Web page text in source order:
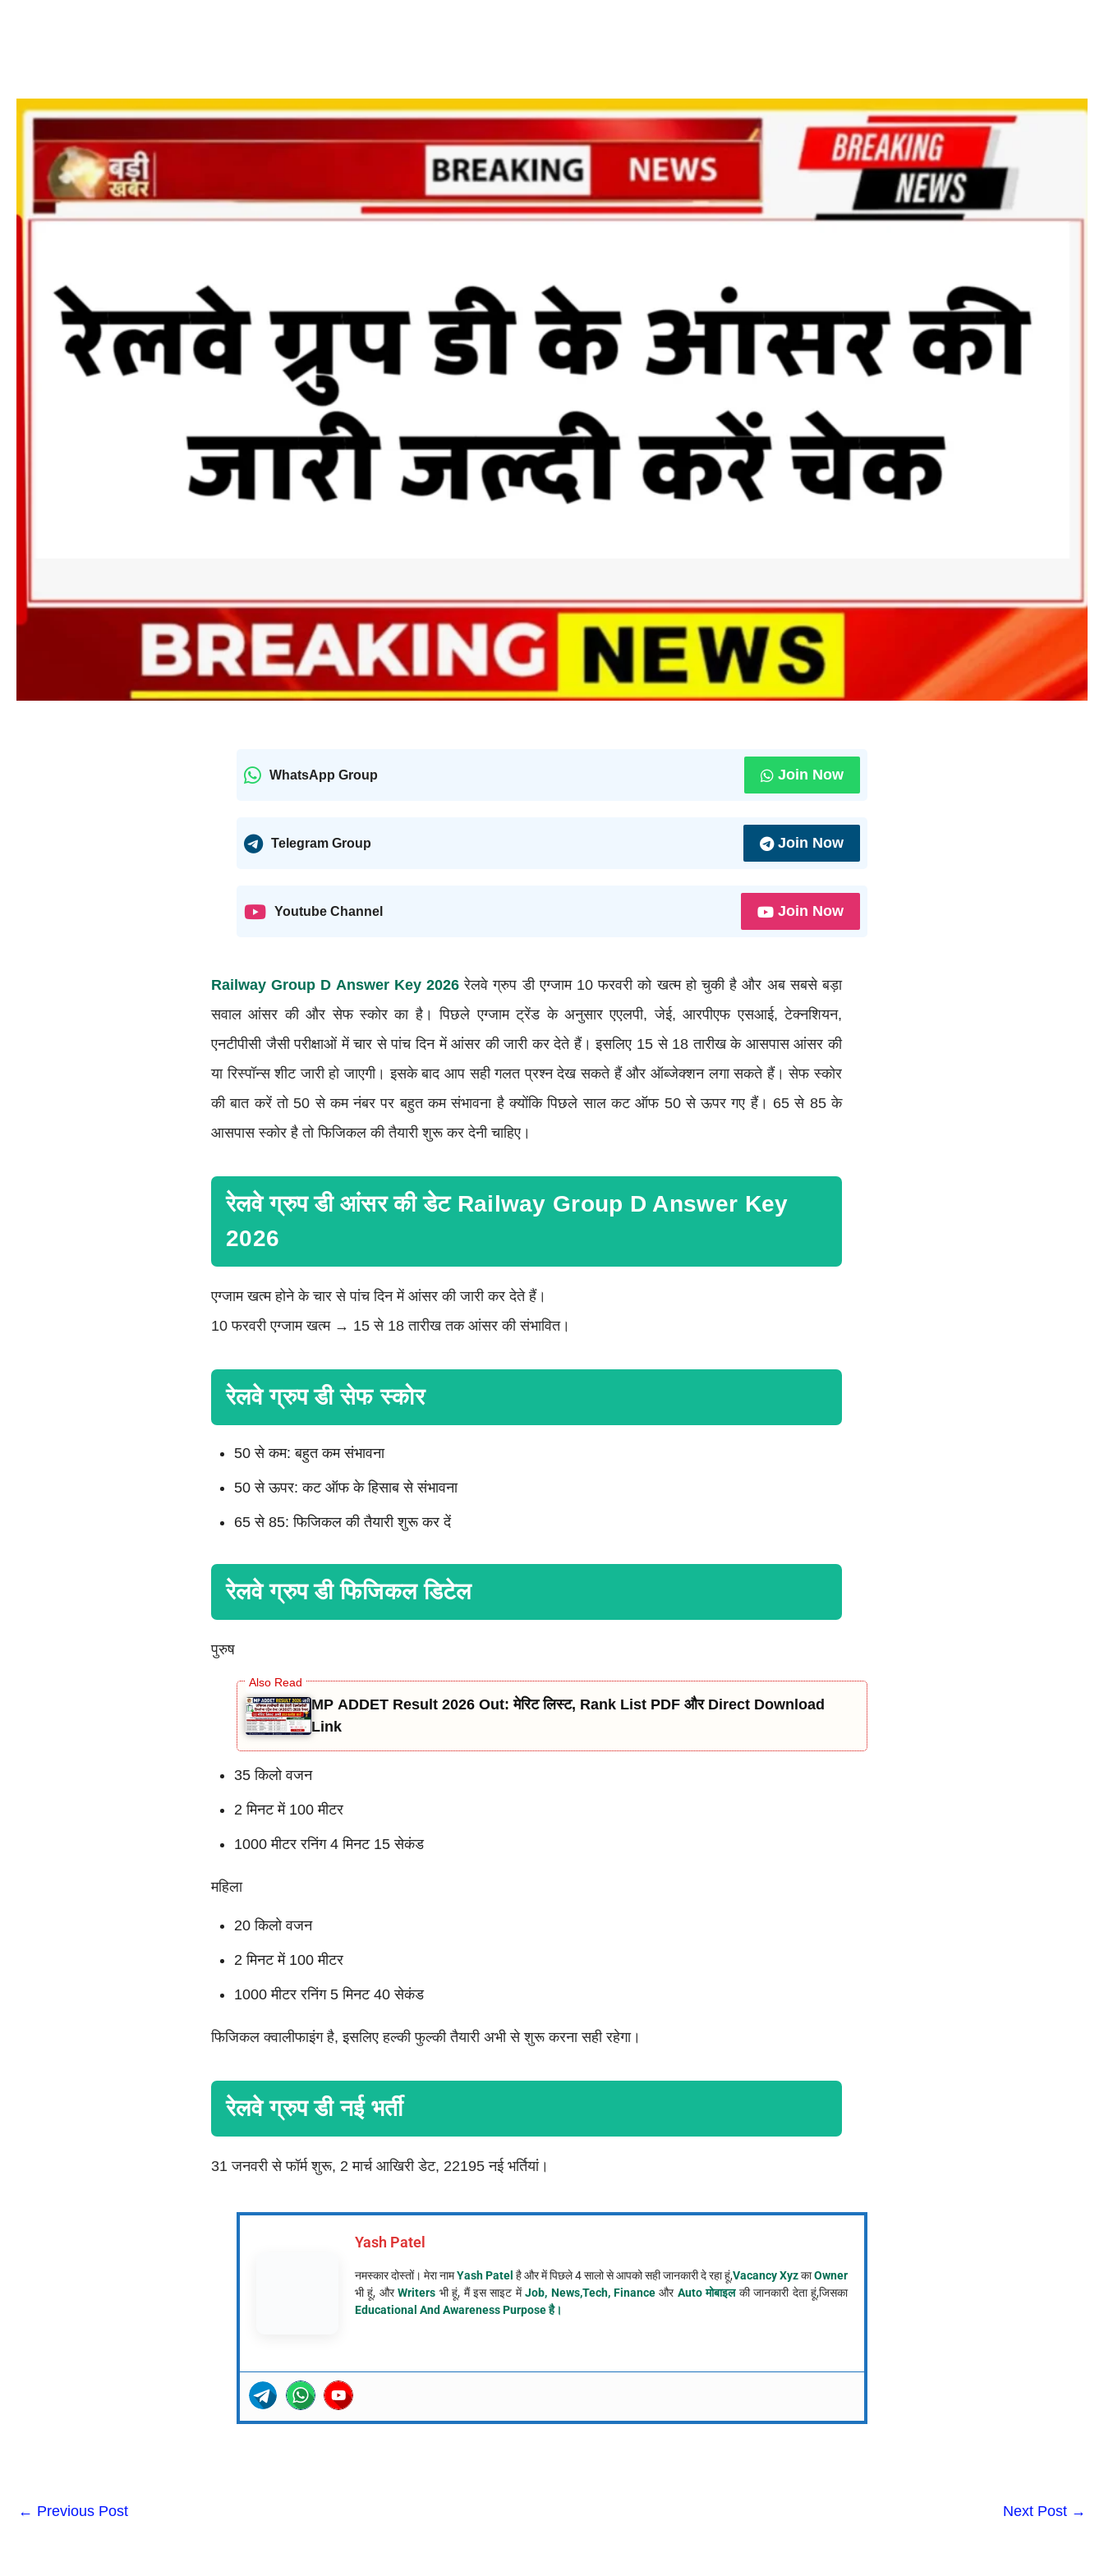
WhatsApp Group Join Now
Telegram Group Join Now
Youtube Channel Join Now
Railway Group D Answer Key 2026 रेलवे ग्रुप डी एग्जाम 10 फरवरी को खत्म हो चुकी है और अब सबसे बड़ा
सवाल आंसर की और सेफ स्कोर का है। पिछले एग्जाम ट्रेंड के अनुसार एएलपी, जेई, आरपीएफ एसआई, टेक्नशियन,
एनटीपीसी जैसी परीक्षाओं में चार से पांच दिन में आंसर की जारी कर देते हैं। इसलिए 15 से 18 तारीख के आसपास आंसर की
या रिस्पॉन्स शीट जारी हो जाएगी। इसके बाद आप सही गलत प्रश्न देख सकते हैं और ऑब्जेक्शन लगा सकते हैं। सेफ स्कोर
की बात करें तो 50 से कम नंबर पर बहुत कम संभावना है क्योंकि पिछले साल कट ऑफ 50 से ऊपर गए हैं। 65 से 85 के
आसपास स्कोर है तो फिजिकल की तैयारी शुरू कर देनी चाहिए।
रेलवे ग्रुप डी आंसर की डेट Railway Group D Answer Key
2026
एग्जाम खत्म होने के चार से पांच दिन में आंसर की जारी कर देते हैं।
10 फरवरी एग्जाम खत्म → 15 से 18 तारीख तक आंसर की संभावित।
रेलवे ग्रुप डी सेफ स्कोर
50 से कम: बहुत कम संभावना
50 से ऊपर: कट ऑफ के हिसाब से संभावना
65 से 85: फिजिकल की तैयारी शुरू कर दें
रेलवे ग्रुप डी फिजिकल डिटेल
पुरुष
MP ADDET Result 2026 Out: मेरिट लिस्ट, Rank List PDF और Direct Download
Link
35 किलो वजन
2 मिनट में 100 मीटर
1000 मीटर रनिंग 4 मिनट 15 सेकंड
महिला
20 किलो वजन
2 मिनट में 100 मीटर
1000 मीटर रनिंग 5 मिनट 40 सेकंड
फिजिकल क्वालीफाइंग है, इसलिए हल्की फुल्की तैयारी अभी से शुरू करना सही रहेगा।
रेलवे ग्रुप डी नई भर्ती
31 जनवरी से फॉर्म शुरू, 2 मार्च आखिरी डेट, 22195 नई भर्तियां।
Yash Patel
नमस्कार दोस्तों। मेरा नामYash Patel है और में पिछले 4 सालो से आपको सही जानकारी दे रहा हूं,Vacancy XyzकाOwner
भी हूं, औरWriters भी हूं, मैं इस साइट मेंJob, News,Tech, Finance और Auto मोबाइलकी जानकारी देता हूं,जिसका
Educational And Awareness Purpose है।
← Previous Post Next Post →